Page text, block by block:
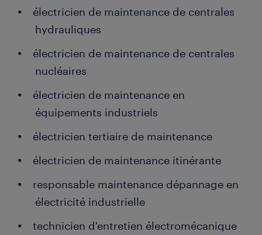
électricien de maintenance de centrales
hydrauliques
électricien de maintenance de centrales
nucléaires
électricien de maintenance en
équipements industriels
électricien tertiaire de maintenance
électricien de maintenance itinérante
responsable maintenance dépannage en
électricité industrielle
technicien d'entretien électromécanique